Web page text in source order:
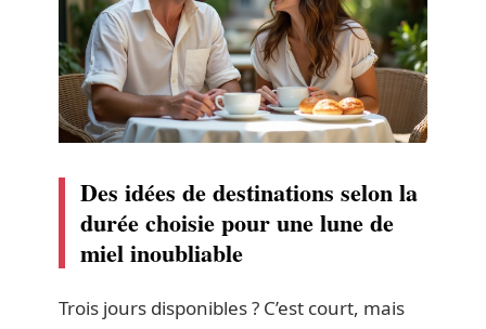
Des idées de destinations selon la
durée choisie pour une lune de
miel inoubliable
Trois jours disponibles ? C’est court, mais